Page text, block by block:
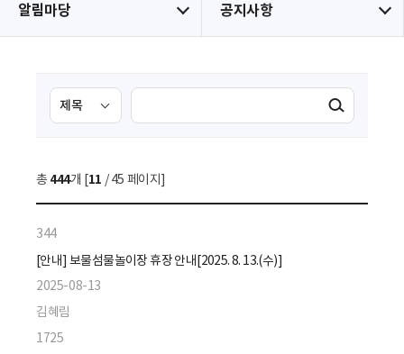
알림마당 공지사항
검
색
선
택
색
검색실행
총 444개 [11 / 45 페이지]
344
[안내] 보물섬물놀이장 휴장 안내[2025. 8. 13.(수)]
2025-08-13
김혜림
1725